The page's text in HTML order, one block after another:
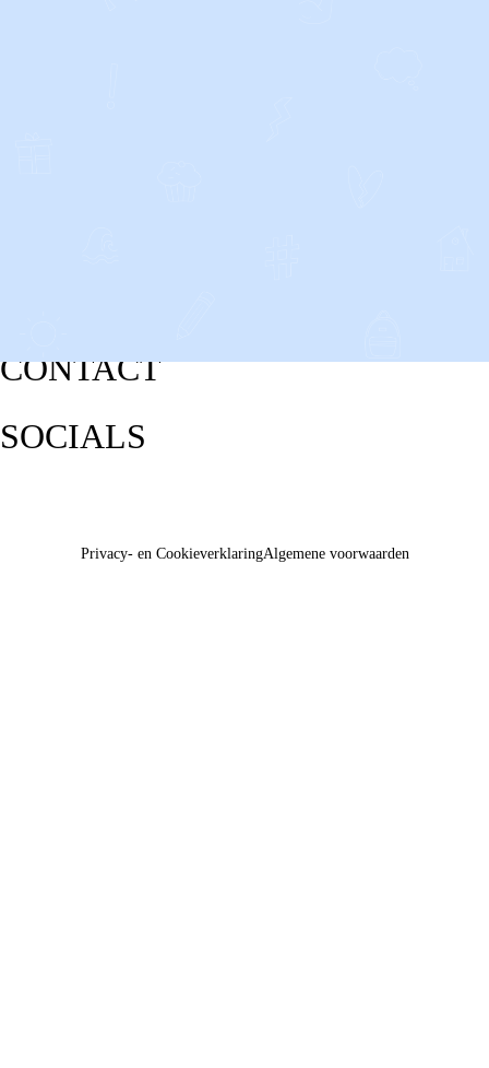
CONTACT
SOCIALS
Privacy- en CookieverklaringAlgemene voorwaarden